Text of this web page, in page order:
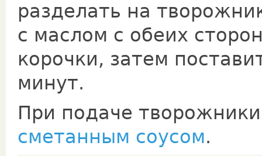
разделать на
с маслом с обеих
корочки, затем
минут.
При подаче
сметанным coycoм.